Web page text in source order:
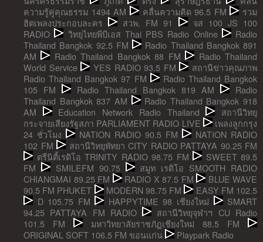
ความรู้คู่คุณธรรม 1494 AM
คลื่นความคิด 96.5 FM
รวม
ฮิตเพลงประกอบละคร
สวพ. FM 91
จส 100 JS 100
RADIO
วิทยุไทยพีบีเอส Thai PBS Radio Online
Radio
Thailand Bangkok 92.5 FM
Radio Thailand Bangkok 891
AM
Radio Thailand Bangkok 88 FM
Radio Thailand
World Service
YES RADIO 93.5 FM
สถานีข่าวคุณภาพ
Radio Thailand Bangkok 97 FM
Radio Thailand Bangkok
105 FM
Radio Thailand Bangkok 819 AM
Radio
Thailand Bangkok 837 AM
Radio Thailand Bangkok 918
AM
Education Network Radio Thailand
สถานีวิทยุ
กระจายเสียงรัฐสภา PARLIAMENT RADIO LIVE
เพลงลูกกรุง
24 ชั่วโมง
NATION RADIO 90.5 FM
NATION RADIO
102 FM
สถานีวิทยุพัทยา CITY RADIO PATTAYA 90.25 FM
ตรีนิตี้เรดิโอ TRINITY RADIO 98.75 FM
SWEET 89.5
FM
SMILEFM 90.75
สมูท เรดิโอ SMOOTH RADIO
CHIANGMAI 89.25 FM
RADIO X 87.5 FM
BLUE WAVE
90.5 FM PHUKET
MODERN 98.75 FM
EASY FM 102.5
D 105.75 FM
HAPPYTIME 98 เชียงใหม่
SMART
94.25 PATTAYA FM RADIO
สถานีวิทยุจุฬาฯ CU Radio
101.5 FM
มหาวิทยาลัยราชภัฏเชียงใหม่ 88.5 FM
ORIGINAL SOFT 106.5 FM ขอนแก่น
Playpark Radio